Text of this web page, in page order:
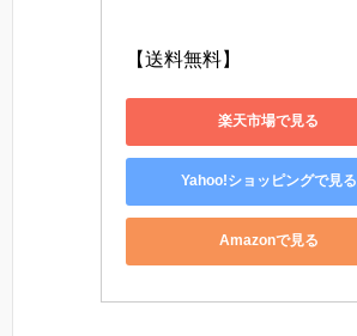
【送料無料】
楽天市場で見る
Yahoo!ショッピングで見る
Amazonで見る